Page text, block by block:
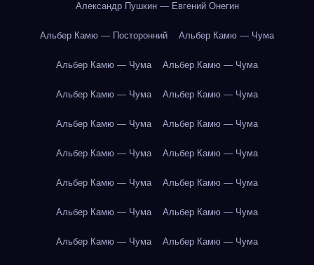
Александр Пушкин — Евгений Онегин
Альбер Камю — Посторонний Альбер Камю — Чума
Альбер Камю — Чума Альбер Камю — Чума
Альбер Камю — Чума Альбер Камю — Чума
Альбер Камю — Чума Альбер Камю — Чума
Альбер Камю — Чума Альбер Камю — Чума
Альбер Камю — Чума Альбер Камю — Чума
Альбер Камю — Чума Альбер Камю — Чума
Альбер Камю — Чума Альбер Камю — Чума